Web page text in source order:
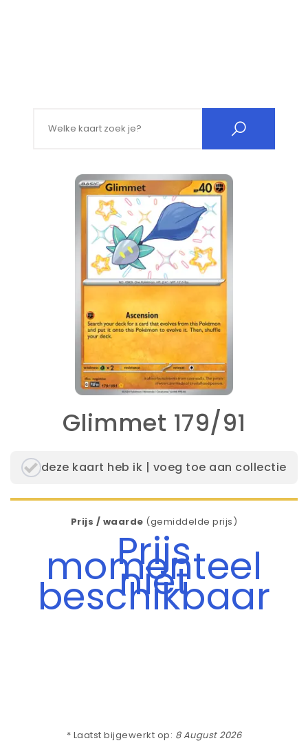
Glimmet 179/91
deze kaart heb ik | voeg toe aan collectie
Prijs / waarde (gemiddelde prijs)
Prijs
momenteel
niet
beschikbaar
* Laatst bijgewerkt op: 8 August 2026